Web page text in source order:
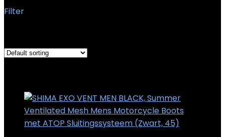
Filter